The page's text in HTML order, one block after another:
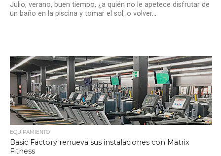
Julio, verano, buen tiempo, ¿a quién no le apetece disfrutar de
un baño en la piscina y tomar el sol, o volver...
EQUIPAMIENTO
Basic Factory renueva sus instalaciones con Matrix
Fitness